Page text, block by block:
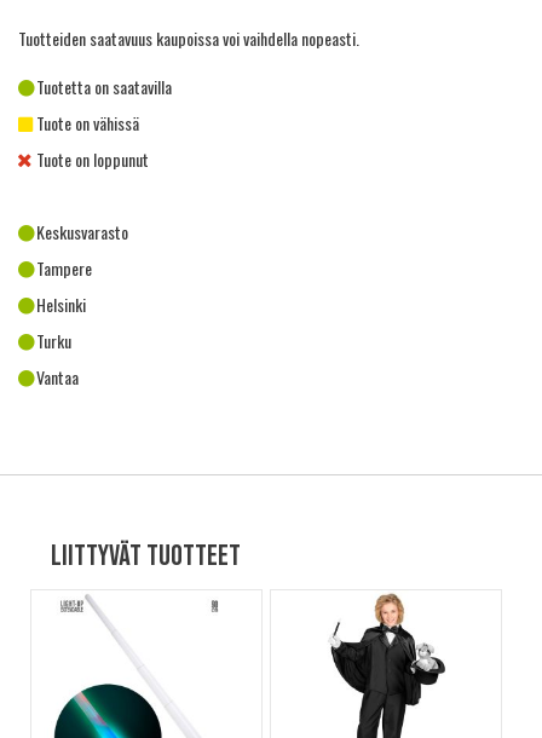
Tuotteiden saatavuus kaupoissa voi vaihdella nopeasti.
Tuotetta on saatavilla
Tuote on vähissä
Tuote on loppunut
Keskusvarasto
Tampere
Helsinki
Turku
Vantaa
Liittyvät tuotteet